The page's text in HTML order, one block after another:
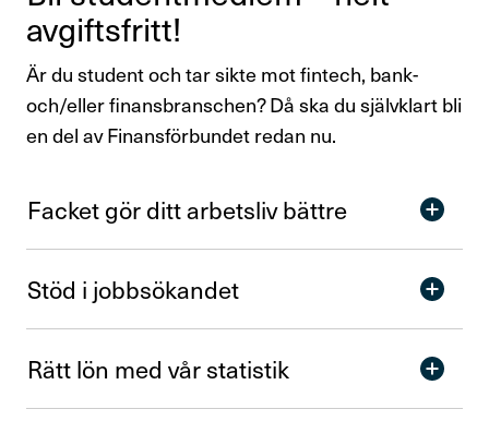
Personlig rådgivning och rättshjälp
Aktiviteter och föreläsningar
Råd & stöd
avgifts­fritt!
Är du student och tar sikte mot fintech, bank-
och/eller finansbranschen? Då ska du självklart bli
en del av Finansförbundet redan nu.
Facket gör ditt arbetsliv bättre
Stöd i jobb­sö­kandet
Rätt lön med vår statistik